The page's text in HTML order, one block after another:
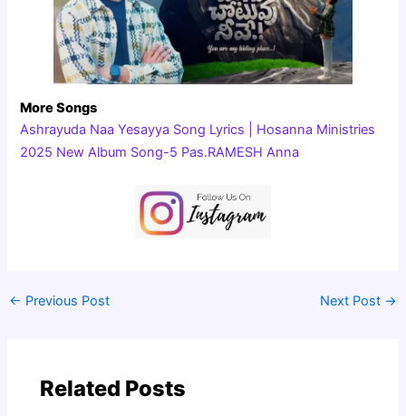
More Songs
Ashrayuda Naa Yesayya Song Lyrics | Hosanna Ministries
2025 New Album Song-5 Pas.RAMESH Anna
← Previous Post Next Post →
Related Posts